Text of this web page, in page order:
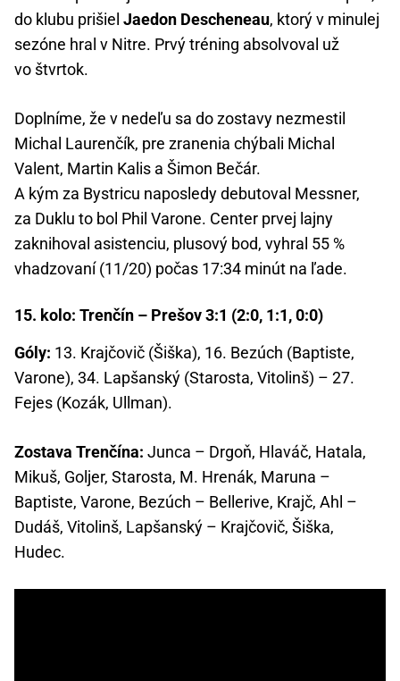
do klubu prišiel Jaedon Descheneau, ktorý v minulej
sezóne hral v Nitre. Prvý tréning absolvoval už
vo štvrtok.
Doplníme, že v nedeľu sa do zostavy nezmestil
Michal Laurenčík, pre zranenia chýbali Michal
Valent, Martin Kalis a Šimon Bečár.
A kým za Bystricu naposledy debutoval Messner,
za Duklu to bol Phil Varone. Center prvej lajny
zaknihoval asistenciu, plusový bod, vyhral 55 %
vhadzovaní (11/20) počas 17:34 minút na ľade.
15. kolo: Trenčín – Prešov 3:1 (2:0, 1:1, 0:0)
Góly: 13. Krajčovič (Šiška), 16. Bezúch (Baptiste,
Varone), 34. Lapšanský (Starosta, Vitolinš) – 27.
Fejes (Kozák, Ullman).
Zostava Trenčína: Junca – Drgoň, Hlaváč, Hatala,
Mikuš, Goljer, Starosta, M. Hrenák, Maruna –
Baptiste, Varone, Bezúch – Bellerive, Krajč, Ahl –
Dudáš, Vitolinš, Lapšanský – Krajčovič, Šiška,
Hudec.